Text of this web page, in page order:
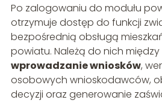
Po zalogowaniu do modułu
otrzymuje dostęp do funkcji
bezpośrednią obsługą
powiatu. Należą do nich między
wprowadzanie wniosków,
osobowych wnioskodawców,
decyzji oraz generowanie